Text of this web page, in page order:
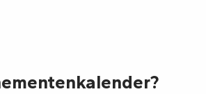
Joseph
JOSEPH
commentées des Vins en